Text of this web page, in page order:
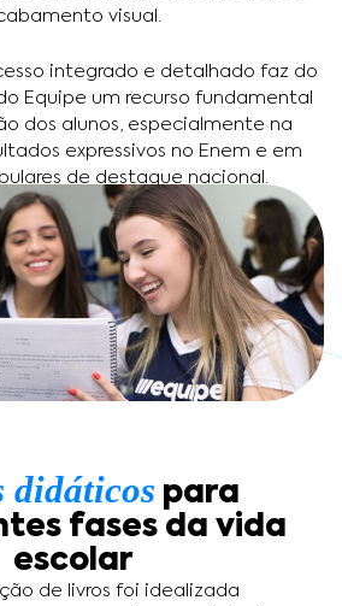
visual.
integrado e detalhado faz do
Equipe um recurso fundamental
dos alunos, especialmente na
expressivos no Enem e em
de destaque nacional.
didáticos para
fases da vida
escolar
de livros foi idealizada